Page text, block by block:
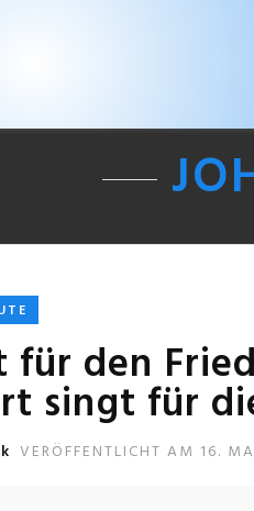
für den
singt für
VERÖFFENTLICHT AM 16.